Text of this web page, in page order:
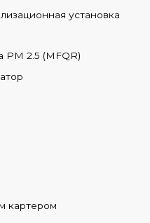
установка
PM 2.5 (MFQR)
картером